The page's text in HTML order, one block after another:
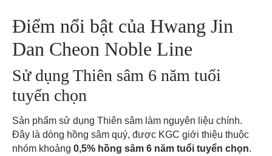
Điểm nổi bật của Hwang Jin
Dan Cheon Noble Line
Sử dụng Thiên sâm 6 năm tuổi
tuyển chọn
Sản phẩm sử dụng Thiên sâm làm nguyên liệu chính.
Đây là dòng hồng sâm quý, được KGC giới thiệu thuộc
nhóm khoảng 0,5% hồng sâm 6 năm tuổi tuyển chọn.